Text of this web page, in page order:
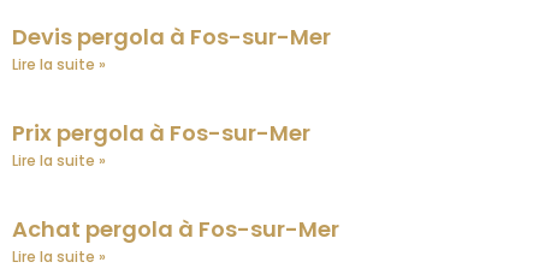
Devis pergola à Fos-sur-Mer
Lire la suite »
Prix pergola à Fos-sur-Mer
Lire la suite »
Achat pergola à Fos-sur-Mer
Lire la suite »